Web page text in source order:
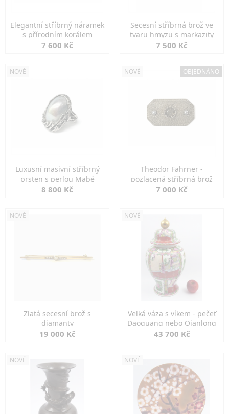
Elegantní stříbrný náramek
s přírodním korálem
7 600 Kč
Secesní stříbrná brož ve
tvaru hmyzu s markazity
7 500 Kč
NOVÉ
Luxusní masivní stříbrný
prsten s perlou Mabé
8 800 Kč
NOVÉ OBJEDNÁNO
Theodor Fahrner -
pozlacená stříbrná brož
7 000 Kč
NOVÉ
Zlatá secesní brož s
diamanty
19 000 Kč
NOVÉ
Velká váza s víkem - pečeť
Daoguang nebo Qianlong
43 700 Kč
NOVÉ NOVÉ